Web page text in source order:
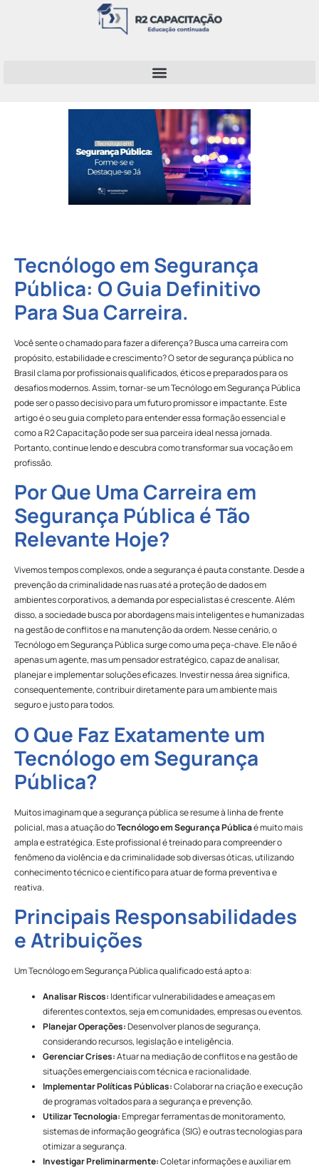
Tecnólogo em Segurança
Pública: O Guia Definitivo
Para Sua Carreira.
Você sente o chamado para fazer a diferença? Busca uma carreira com
propósito, estabilidade e crescimento? O setor de segurança pública no
Brasil clama por profissionais qualificados, éticos e preparados para os
desafios modernos. Assim, tornar-se um Tecnólogo em Segurança Pública
pode ser o passo decisivo para um futuro promissor e impactante. Este
artigo é o seu guia completo para entender essa formação essencial e
como a R2 Capacitação pode ser sua parceira ideal nessa jornada.
Portanto, continue lendo e descubra como transformar sua vocação em
profissão.
Por Que Uma Carreira em
Segurança Pública é Tão
Relevante Hoje?
Vivemos tempos complexos, onde a segurança é pauta constante. Desde a
prevenção da criminalidade nas ruas até a proteção de dados em
ambientes corporativos, a demanda por especialistas é crescente. Além
disso, a sociedade busca por abordagens mais inteligentes e humanizadas
na gestão de conflitos e na manutenção da ordem. Nesse cenário, o
Tecnólogo em Segurança Pública surge como uma peça-chave. Ele não é
apenas um agente, mas um pensador estratégico, capaz de analisar,
planejar e implementar soluções eficazes. Investir nessa área significa,
consequentemente, contribuir diretamente para um ambiente mais
seguro e justo para todos.
O Que Faz Exatamente um
Tecnólogo em Segurança
Pública?
Muitos imaginam que a segurança pública se resume à linha de frente
policial, mas a atuação doTecnólogo em Segurança Públicaé muito mais
ampla e estratégica. Este profissional é treinado para compreender o
fenômeno da violência e da criminalidade sob diversas óticas, utilizando
conhecimento técnico e científico para atuar de forma preventiva e
reativa.
Principais Responsabilidades
e Atribuições
Um Tecnólogo em Segurança Pública qualificado está apto a:
Analisar Riscos: Identificar vulnerabilidades e ameaças em
diferentes contextos, seja em comunidades, empresas ou eventos.
Planejar Operações:Desenvolver planos de segurança,
considerando recursos, legislação e inteligência.
Gerenciar Crises:Atuar na mediação de conflitos e na gestão de
situações emergenciais com técnica e racionalidade.
Implementar Políticas Públicas:Colaborar na criação e execução
de programas voltados para a segurança e prevenção.
Utilizar Tecnologia:Empregar ferramentas de monitoramento,
sistemas de informação geográfica (SIG) e outras tecnologias para
otimizar a segurança.
Investigar Preliminarmente:Coletar informações e auxiliar em